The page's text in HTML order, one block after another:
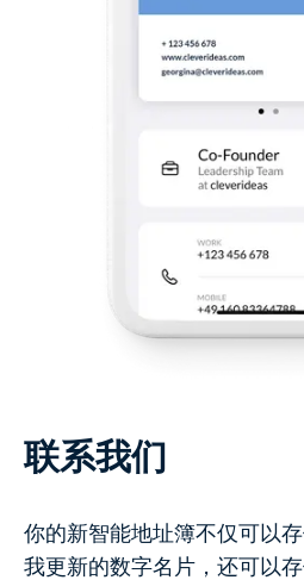
联系我们
你的新智能地址簿不仅可以
我更新的数字名片，还可以